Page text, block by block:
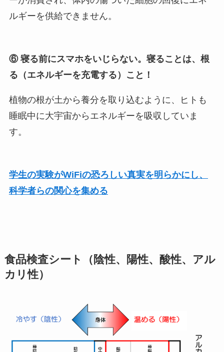
ルギーを供給できません。
⑥ 寝る前にスマホをいじらない。寝ることは、根
る（エネルギーを充電する）こと！
植物の根が土から養分を取り込むように、ヒトも
睡眠中に大宇宙からエネルギーを吸収していま
す。
学生の実験がWiFiの恐ろしい真実を明らかにし、
科学者らの関心を集める
食品検査シート（陰性、陽性、酸性、アル
カリ性）